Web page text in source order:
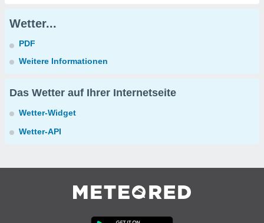
Wetter...
PDF
Weitere Informationen
Das Wetter auf Ihrer Internetseite
Wetter-Widget
Wetter-API